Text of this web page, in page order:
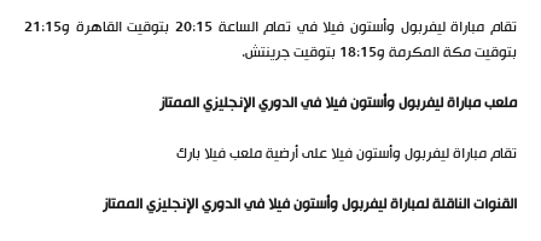
تقام مباراة ليفربول وأستون فيلا في تمام الساعة 20:15 بتوقيت القاهرة و21:15
بتوقيت مكة المكرمة و18:15 بتوقيت جرينتش.
ملعب مباراة ليفربول وأستون فيلا في الدوري الإنجليزي الممتاز
تقام مباراة ليفربول وأستون فيلا على أرضية ملعب فيلا بارك
القنوات الناقلة لمباراة ليفربول وأستون فيلا في الدوري الإنجليزي الممتاز